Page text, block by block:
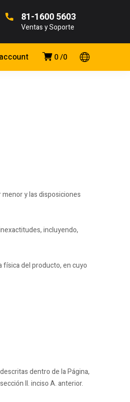
81-1600 5603
Ventas y Soporte
0 0
y las disposiciones
incluyendo,
física del producto, en cuyo
dentro de la Página,
II. inciso A. anterior.